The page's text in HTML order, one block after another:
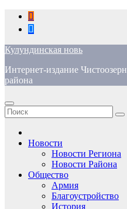
Перейти
содержимому
Кулундинская новь
Интернет-издание
района
Новости
Новости Региона
Новости Района
Общество
Армия
Благоустройство
История